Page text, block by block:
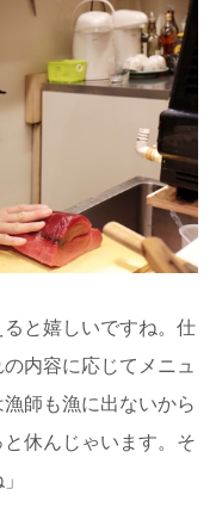
ると嬉しいですね。仕
内容に応じてメニュ
師も漁に出ないから
休んじゃいます。そ